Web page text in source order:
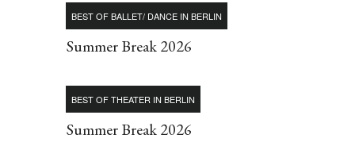
BEST OF BALLET/ DANCE IN BERLIN
Summer Break 2026
BEST OF THEATER IN BERLIN
Summer Break 2026